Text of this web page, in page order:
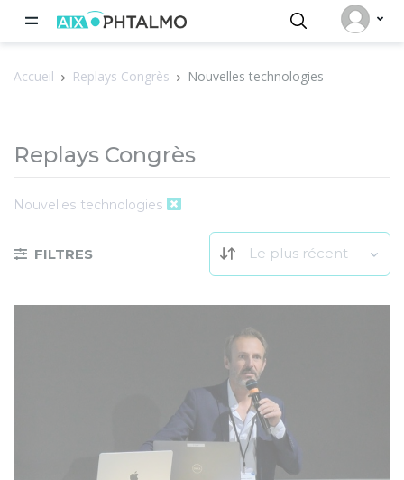
Accueil Replays Congrès Nouvelles technologies
Replays Congrès
Nouvelles technologies
FILTRES Le plus récent
Panneau de gestion des cookies